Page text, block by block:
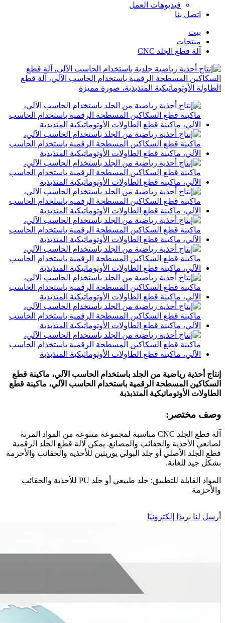
فيديوهات العمل
اتصل بنا
بيت
منتجات
آلة قطع الجلد CNC
إنتاج أحذية رياضية من الجلد باستخدام الحاسب الآلي، ماكينة قطع
السكاكين المسطحة الرقمية باستخدام الحاسب الآلي، ماكينة قطع
الطاولات الأوتوماتيكية المتذبذبة
وصف مختصر:
آلة قطع الجلد CNC مناسبة لمجموعة متنوعة من المواد المرنة
لصانعي الأحذية والحقائب والمصانع. يمكن لآلة قطع الجلد الرقمية
قطع الجلد الأصلي أو جلد البولي يوريثين للأحذية والحقائب والأحزمة
بشكل جيد للغاية.
المواد القابلة للتطبيق: جلد طبيعي أو جلد PU للأحذية والحقائب
والأحزمة
أرسل لنا بريدًا إلكترونيًا